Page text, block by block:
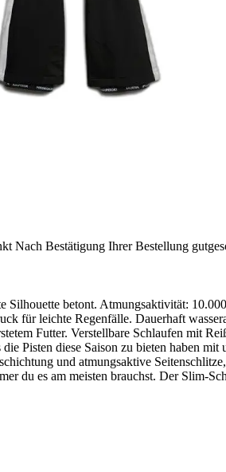
Nach Bestätigung Ihrer Bestellung
Silhouette betont. Atmungsaktivität:
für leichte Regenfälle. Dauerhaft
Futter. Verstellbare Schlaufen mit
Pisten diese Saison zu bieten haben
und atmungsaktive
du es am meisten brauchst. Der Slim-